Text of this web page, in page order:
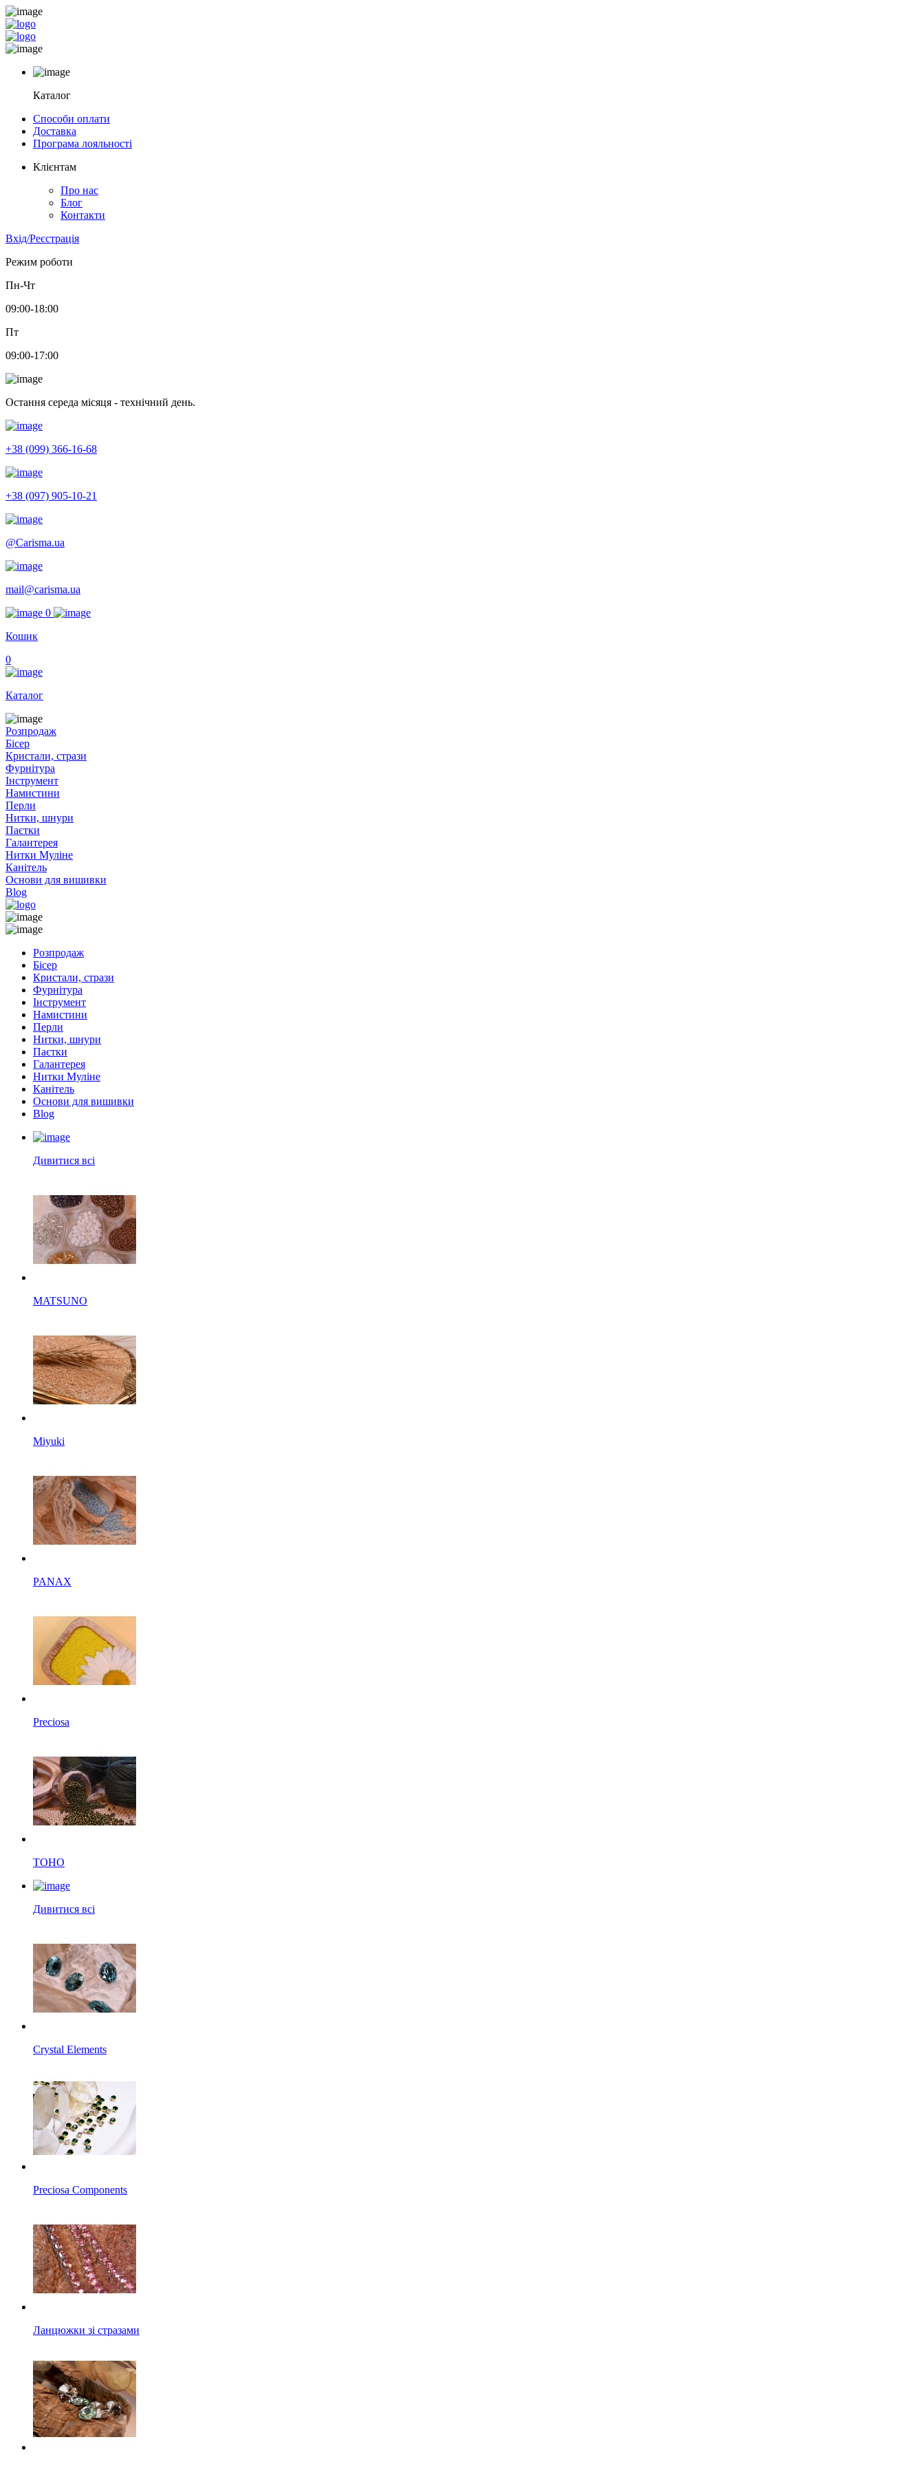
Каталог
Способи оплати
Доставка
Програма лояльності
Клієнтам
Про нас
Блог
Контакти
Вхід/Реєстрація
Режим роботи
Пн-Чт
09:00-18:00
Пт
09:00-17:00
Остання середа місяця - технічний день.
+38 (099) 366-16-68
+38 (097) 905-10-21
@Carisma.ua
mail@carisma.ua
0
Кошик
0
Каталог
Розпродаж
Бісер
Кристали, стрази
Фурнітура
Інструмент
Намистини
Перли
Нитки, шнури
Паєтки
Галантерея
Нитки Муліне
Канітель
Основи для вишивки
Blog
Розпродаж
Бісер
Кристали, стрази
Фурнітура
Інструмент
Намистини
Перли
Нитки, шнури
Паєтки
Галантерея
Нитки Муліне
Канітель
Основи для вишивки
Blog
Дивитися всі
MATSUNO
Miyuki
PANAX
Preciosa
TOHO
Дивитися всі
Crystal Elements
Preciosa Components
Ланцюжки зі стразами